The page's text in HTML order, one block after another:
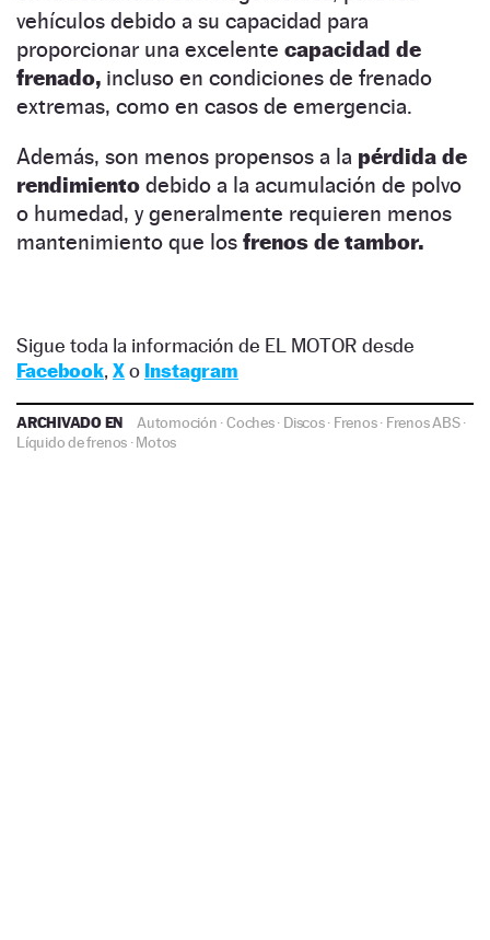
vehículos debido a su capacidad para
proporcionar una excelente capacidad de
frenado, incluso en condiciones de frenado
extremas, como en casos de emergencia.
Además, son menos propensos a la pérdida de
rendimiento debido a la acumulación de polvo
o humedad, y generalmente requieren menos
mantenimiento que los frenos de tambor.
Sigue toda la información de EL MOTOR desde
Facebook, Xo Instagram
ARCHIVADO EN Automoción ·Coches· Discos· Frenos· Frenos ABS·
Líquido de frenos ·Motos